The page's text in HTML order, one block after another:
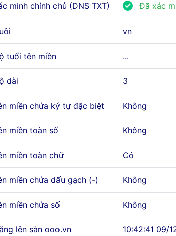
minh chính chủ (DNS TXT) Đã xác
vn
tuổi tên miền ...
dài 3
miền chứa ký tự đặc biệt Không
miền toàn số Không
miền toàn chữ Có
miền chứa dấu gạch (-) Không
miền chứa số Không
lên sàn ooo.vn 10:42:41 09/